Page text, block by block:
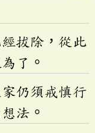
拔除，從此
了。
仍須戒慎行
法。